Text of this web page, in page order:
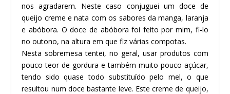
nos agradarem. Neste caso conjuguei um doce de
queijo creme e nata com os sabores da manga, laranja
e abóbora. O doce de abóbora foi feito por mim, fi-lo
no outono, na altura em que fiz várias compotas.
Nesta sobremesa tentei, no geral, usar produtos com
pouco teor de gordura e também muito pouco açúcar,
tendo sido quase todo substituído pelo mel, o que
resultou num doce bastante leve. Este creme de queijo,